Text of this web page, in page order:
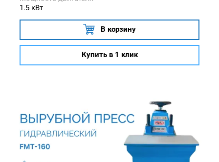
1.5 кВт
В корзину
Купить в 1 клик